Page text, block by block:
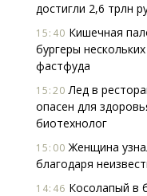
достигли 2,6 трлн
15:40 Кишечная
бургеры
фастфуда
15:20 Лед в
опасен для
биотехнолог
15:00 Женщина
благодаря
14:46 Косолапый в